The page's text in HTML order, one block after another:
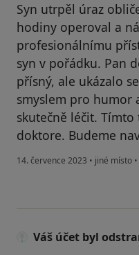
Syn utrpěl úraz
hodiny operoval a
profesionálnímu
syn v pořádku. Pan
přísný, ale ukázalo
smyslem pro humor
skutečně léčit.
doktore. Budeme
14. července 2023 • jiné místo •
Váš účet byl